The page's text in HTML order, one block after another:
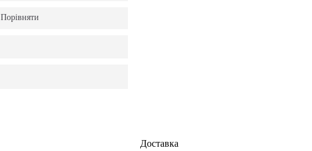
Доставка
Порівняти